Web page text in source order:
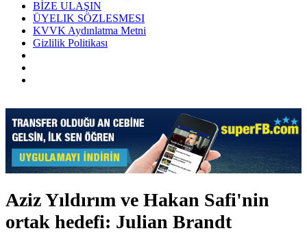
BİZE ULAŞIN
ÜYELIK SÖZLESMESI
KVVK Aydınlatma Metni
Gizlilik Politikası
Aziz Yıldırım ve Hakan Safi'nin
ortak hedefi: Julian Brandt